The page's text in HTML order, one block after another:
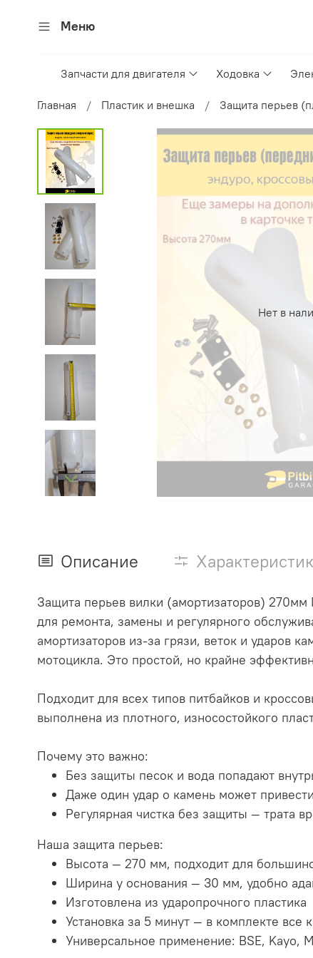
Меню
Запчасти для двигателя Ходовка
Главная Пластик и внешка Защита перьев
Нет в
Описание
Защита перьев вилки (амортизаторов) 270мм
для ремонта, замены и регулярного
амортизаторов из-за грязи, веток и ударов
мотоцикла. Это простой, но крайне
Подходит для всех типов питбайков и
выполнена из плотного, износостойкого
Почему это важно:
Без защиты песок и вода попадают
Даже один удар о камень может
Регулярная чистка без защиты — трата
Наша защита перьев:
Высота — 270 мм, подходит для
Ширина у основания — 30 мм, удобно
Изготовлена из ударопрочного пластика
Установка за 5 минут — в комплекте все
Универсальное применение: BSE, Kayo,